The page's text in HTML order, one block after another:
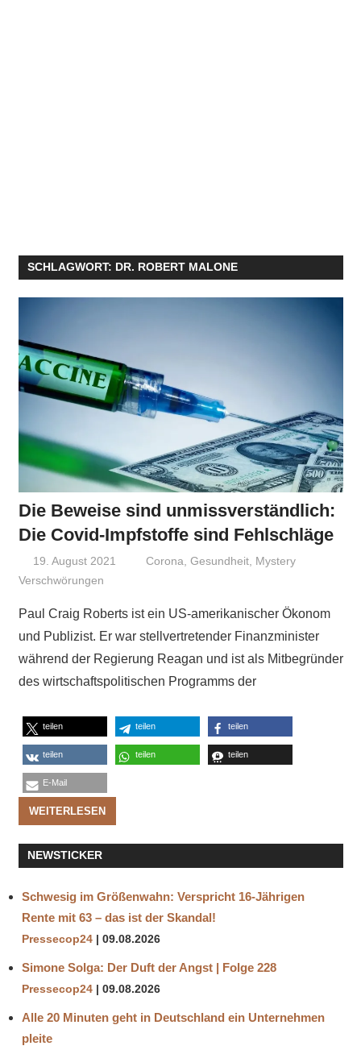
SCHLAGWORT: DR. ROBERT MALONE
Die Beweise sind unmissverständlich:
Die Covid-Impfstoffe sind Fehlschläge
19. August 2021 Niki Vogt
Corona,Gesundheit, Mystery
Verschwörungen
Paul Craig Roberts ist ein US-amerikanischer Ökonom
und Publizist. Er war stellvertretender Finanzminister
während der Regierung Reagan und ist als Mitbegründer
des wirtschaftspolitischen Programms der
teilen teilen teilen
teilen teilen teilen
E-Mail
WEITERLESEN
NEWSTICKER
Schwesig im Größenwahn: Verspricht 16-Jährigen
Rente mit 63 – das ist der Skandal!
Pressecop24 09.08.2026
Simone Solga: Der Duft der Angst | Folge 228
Pressecop24 09.08.2026
Alle 20 Minuten geht in Deutschland ein Unternehmen
pleite